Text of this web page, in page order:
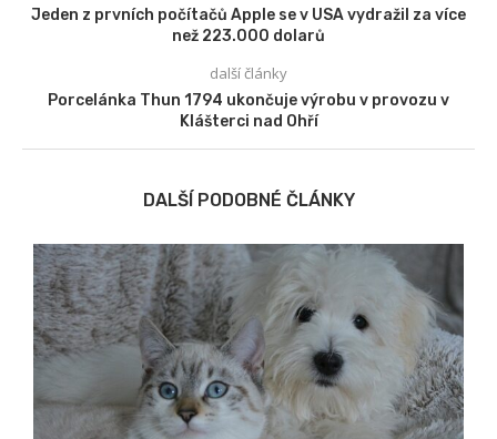
Jeden z prvních počítačů Apple se v USA vydražil za více
než 223.000 dolarů
další články
Porcelánka Thun 1794 ukončuje výrobu v provozu v
Klášterci nad Ohří
DALŠÍ PODOBNÉ ČLÁNKY